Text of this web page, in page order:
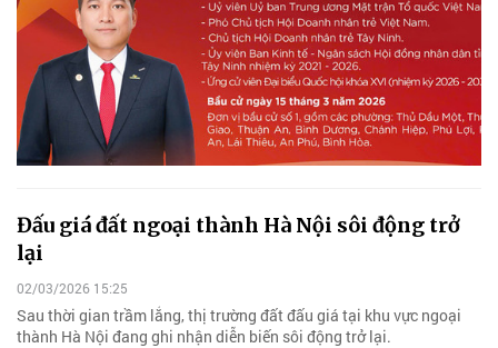
Đấu giá đất ngoại thành Hà Nội sôi động trở
lại
02/03/2026 15:25
Sau thời gian trầm lắng, thị trường đất đấu giá tại khu vực ngoại
thành Hà Nội đang ghi nhận diễn biến sôi động trở lại.